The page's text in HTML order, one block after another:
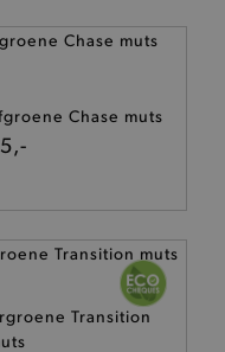
Chase muts
Transition